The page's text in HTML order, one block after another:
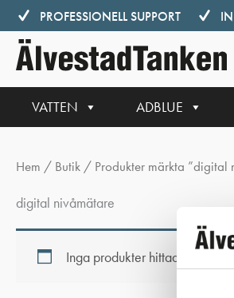
Hoppa
till
innehåll
PROFESSIONELL SUPPORT
VATTEN ADBLUE
Hem / Butik / Produkter märkta ”digital
digital nivåmätare
Inga produkter hittades som